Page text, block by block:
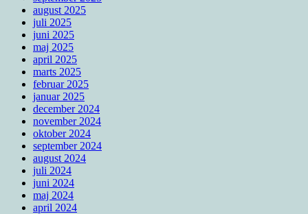
august 2025
juli 2025
juni 2025
maj 2025
april 2025
marts 2025
februar 2025
januar 2025
december 2024
november 2024
oktober 2024
september 2024
august 2024
juli 2024
juni 2024
maj 2024
april 2024